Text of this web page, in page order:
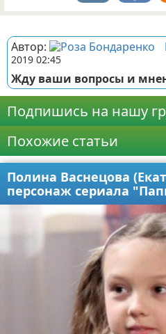
Автор:
2019 02:45
Жду ваши вопросы и
Подпишись на нашу
Похожие статьи
Полина Васнецова
персонаж сериала